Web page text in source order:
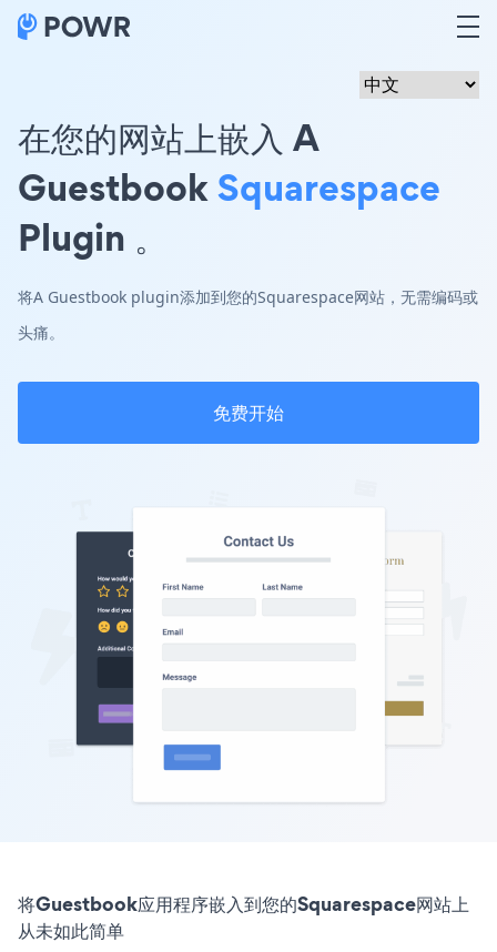
在您的网站上嵌入 A
GuestbookSquarespace
Plugin 。
将A Guestbook plugin添加到您的Squarespace网站，无需编码或
头痛。
免费开始
将Guestbook应用程序嵌入到您的Squarespace网站上
从未如此简单